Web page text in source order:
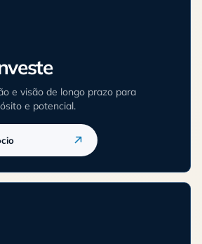
e visão de longo prazo para
e potencial.